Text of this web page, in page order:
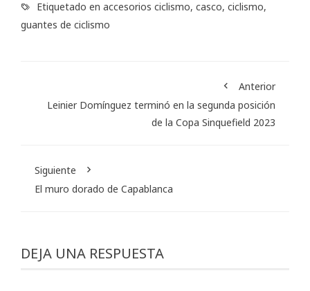
Etiquetado en accesorios ciclismo, casco, ciclismo,
guantes de ciclismo
Anterior
Leinier Domínguez terminó en la segunda posición
de la Copa Sinquefield 2023
Siguiente
El muro dorado de Capablanca
DEJA UNA RESPUESTA